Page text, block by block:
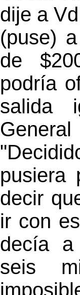
dije a
(puse)
de
podría
salida
pusiera
decir
ir con
decía
seis